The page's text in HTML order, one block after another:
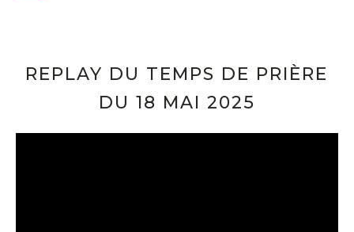
REPLAY DU TEMPS DE PRIÈRE
DU 18 MAI 2025